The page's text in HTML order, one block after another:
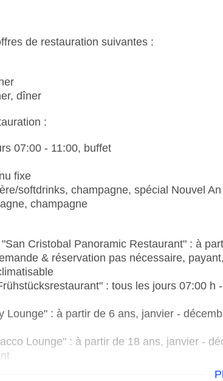
de restauration suivantes :
dîner
:
07:00 - 11:00, buffet
fixe
softdrinks, champagne, spécial Nouvel
champagne
Cristobal Panoramic Restaurant" : à
& réservation pas nécessaire,
: tous les jours 07:00 h
Lounge" : à partir de 6 ans, janvier -
Lounge" : à partir de 18 ans, janvier -
: à partir de 18 ans, janvier - décembre,